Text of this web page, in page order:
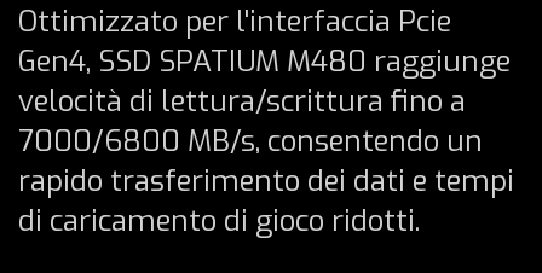
Ottimizzato per l'interfaccia Pcie
Gen4, SSD SPATIUM M480 raggiunge
velocità di lettura/scrittura fino a
7000/6800 MB/s, consentendo un
rapido trasferimento dei dati e tempi
di caricamento di gioco ridotti.